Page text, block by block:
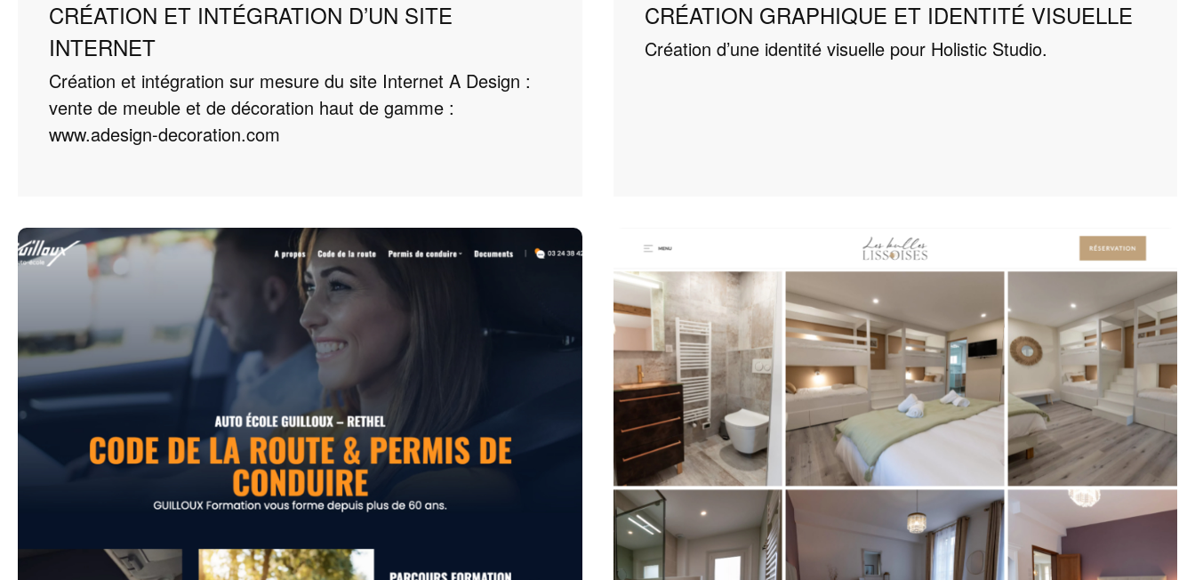
CRÉATION ET INTÉGRATION D’UN SITE
INTERNET
Création et intégration sur mesure du site Internet A Design :
vente de meuble et de décoration haut de gamme :
www.adesign-decoration.com
CRÉATION GRAPHIQUE ET IDENTITÉ VISUELLE
Création d’une identité visuelle pour Holistic Studio.